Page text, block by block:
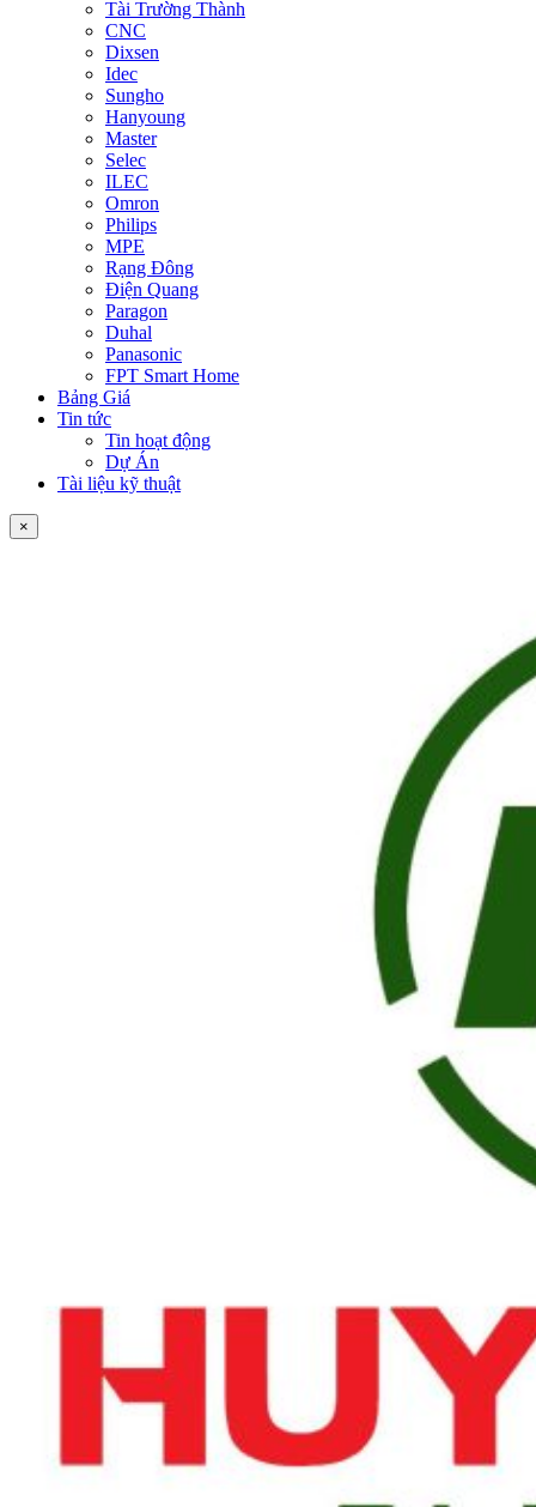
Tài Trường Thành
CNC
Dixsen
Idec
Sungho
Hanyoung
Master
Selec
ILEC
Omron
Philips
MPE
Rạng Đông
Điện Quang
Paragon
Duhal
Panasonic
FPT Smart Home
Bảng Giá
Tin tức
Tin hoạt động
Dự Án
Tài liệu kỹ thuật
×